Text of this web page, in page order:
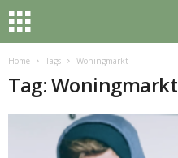
Home Tags Woningmarkt
Tag: Woningmarkt